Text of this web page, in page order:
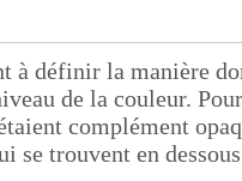
à définir la manière
de la couleur.
complément
se trouvent en